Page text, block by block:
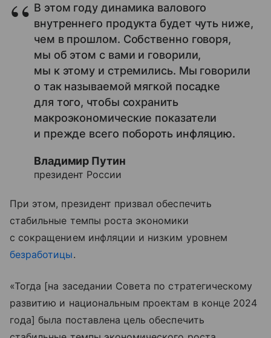
В этом году динамика валового
внутреннего продукта будет чуть ниже,
чем в прошлом. Собственно говоря,
мы об этом с вами и говорили,
мы к этому и стремились. Мы говорили
о так называемой мягкой посадке
для того, чтобы сохранить
макроэкономические показатели
и прежде всего побороть инфляцию.
Владимир Путин
президент России
При этом, президент призвал обеспечить
стабильные темпы роста экономики
с сокращением инфляции и низким уровнем
безработицы.
«Тогда [на заседании Совета по стратегическому
развитию и национальным проектам в конце 2024
года] была поставлена цель обеспечить